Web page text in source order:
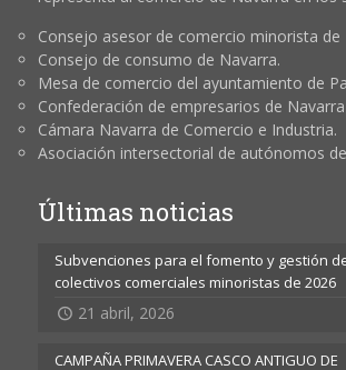
Consejo asesor de comercio minorista de
Consejo de consumo de Navarra.
Mesa de comercio del ayuntamiento de
Confederación de empresarios de Navarra
Cámara Navarra de Comercio e Industria.
Asociación intersectorial de autónomos
Últimas noticias
Subvenciones para el fomento y gestión
colectivos comerciales minoristas de 2026
21 abril, 2026
CAMPAÑA PRIMAVERA CASCO ANTIGUO DE